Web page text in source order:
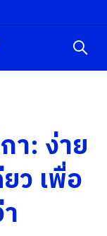
า: ง่าย
ว เพื่อ